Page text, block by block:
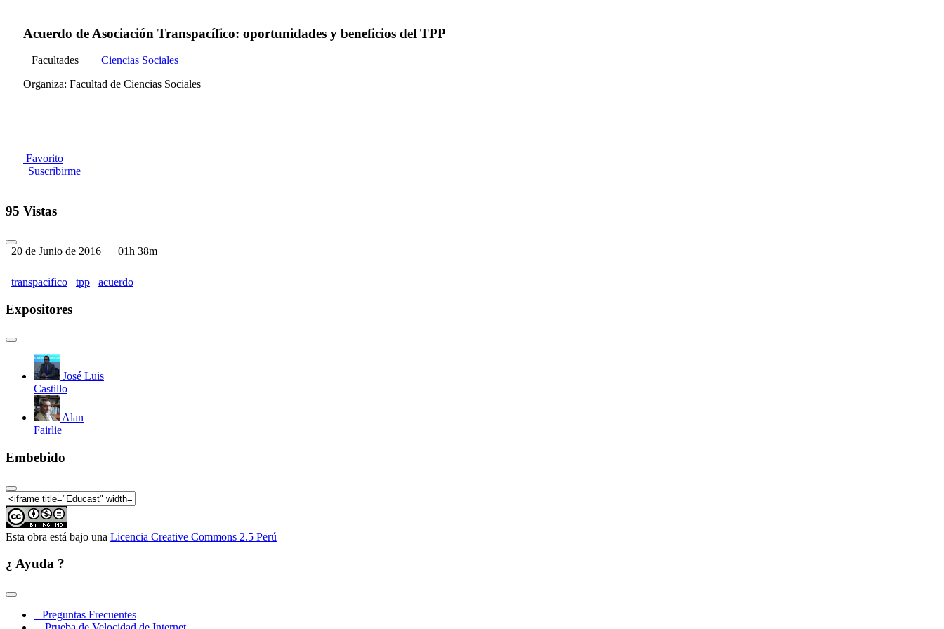
Acuerdo de Asociación Transpacífico: oportunidades y beneficios del TPP
Facultades
Ciencias Sociales
Organiza: Facultad de Ciencias Sociales
Favorito
Suscribirme
95 Vistas
20 de Junio de 2016 01h 38m
transpacifico tpp acuerdo
Expositores
José Luis
Castillo
Alan
Fairlie
Embebido
Esta obra está bajo una Licencia Creative Commons 2.5 Perú
¿ Ayuda ?
Preguntas Frecuentes